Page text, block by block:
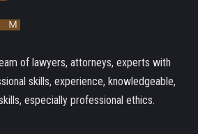
of lawyers, attorneys, experts with
skills, experience, knowledgeable,
especially professional ethics.